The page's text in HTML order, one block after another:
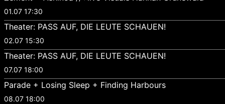
01.07 17:30
Theater: PASS AUF, DIE LEUTE SCHAUEN!
02.07 15:30
Theater: PASS AUF, DIE LEUTE SCHAUEN!
07.07 18:00
Parade + Losing Sleep + Finding Harbours
08.07 18:00